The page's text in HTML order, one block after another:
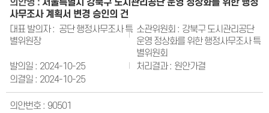
서울특별시 강북구 도시관리공단 운영 정상화를 위한 행정
사무조사 계획서 변경 승인의 건
공단 행정사무조사 특
별위원장
강북구 도시관리공단
운영 정상화를 위한 행정사무조사 특
별위원회
2024-10-25
원안가결
2024-10-25
90501